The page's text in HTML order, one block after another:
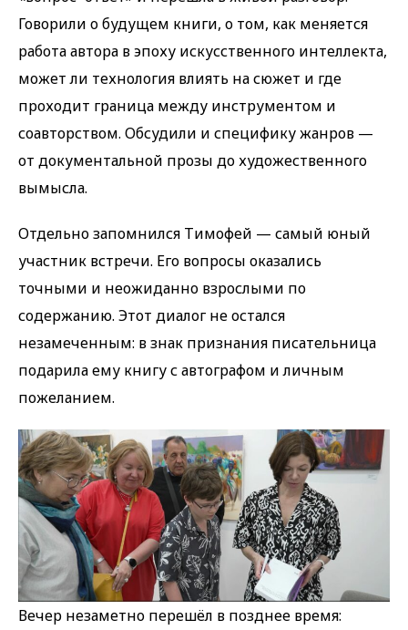
Говорили о будущем книги, о том, как меняется
работа автора в эпоху искусственного интеллекта,
может ли технология влиять на сюжет и где
проходит граница между инструментом и
соавторством. Обсудили и специфику жанров —
от документальной прозы до художественного
вымысла.
Отдельно запомнился Тимофей — самый юный
участник встречи. Его вопросы оказались
точными и неожиданно взрослыми по
содержанию. Этот диалог не остался
незамеченным: в знак признания писательница
подарила ему книгу с автографом и личным
пожеланием.
Вечер незаметно перешёл в позднее время: